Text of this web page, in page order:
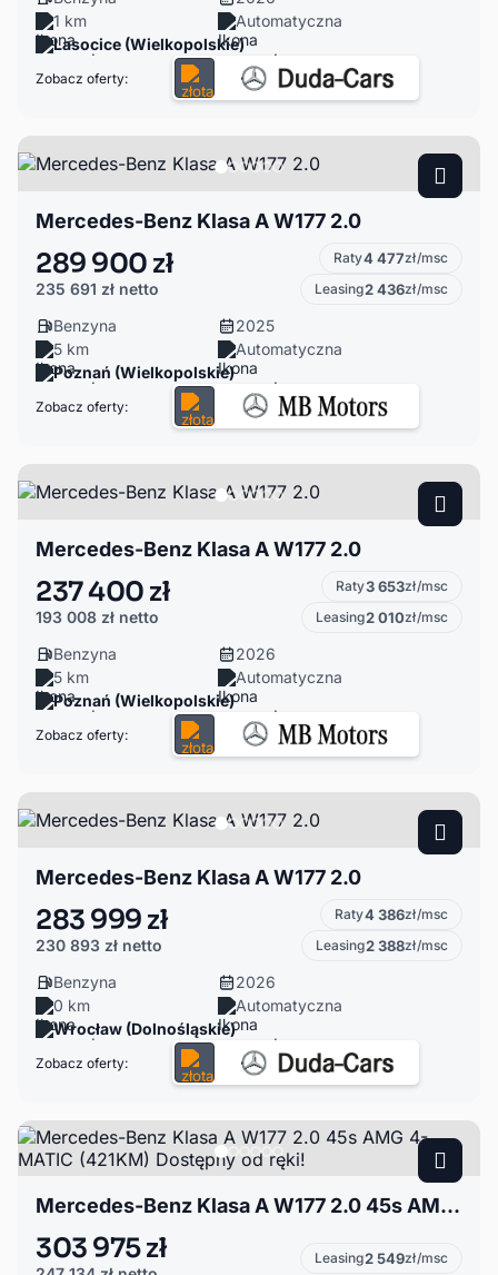
1 km
Automatyczna
Lasocice (Wielkopolskie)
Zobacz oferty:
Mercedes-Benz Klasa A W177 2.0
289 900 zł
235 691 zł netto
Raty4 477zł/msc
Leasing2 436zł/msc
Benzyna
2025
5 km
Automatyczna
Poznań (Wielkopolskie)
Zobacz oferty:
Mercedes-Benz Klasa A W177 2.0
237 400 zł
193 008 zł netto
Raty3 653zł/msc
Leasing2 010zł/msc
Benzyna
2026
5 km
Automatyczna
Poznań (Wielkopolskie)
Zobacz oferty:
Mercedes-Benz Klasa A W177 2.0
283 999 zł
230 893 zł netto
Raty4 386zł/msc
Leasing2 388zł/msc
Benzyna
2026
0 km
Automatyczna
Wrocław (Dolnośląskie)
Zobacz oferty:
Mercedes-Benz Klasa A W177 2.0 45s AMG 4-MATIC (421KM) Dostępny od ręki!
303 975 zł Leasing2 549zł/msc